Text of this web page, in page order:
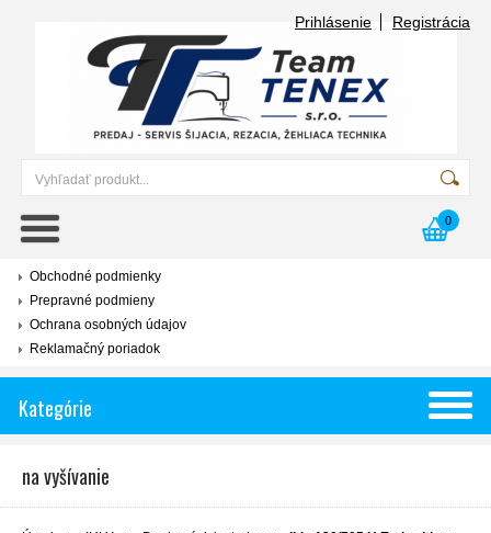
Prihlásenie Registrácia
0
Obchodné podmienky
Prepravné podmieny
Ochrana osobných údajov
Reklamačný poriadok
Kategórie
na vyšívanie